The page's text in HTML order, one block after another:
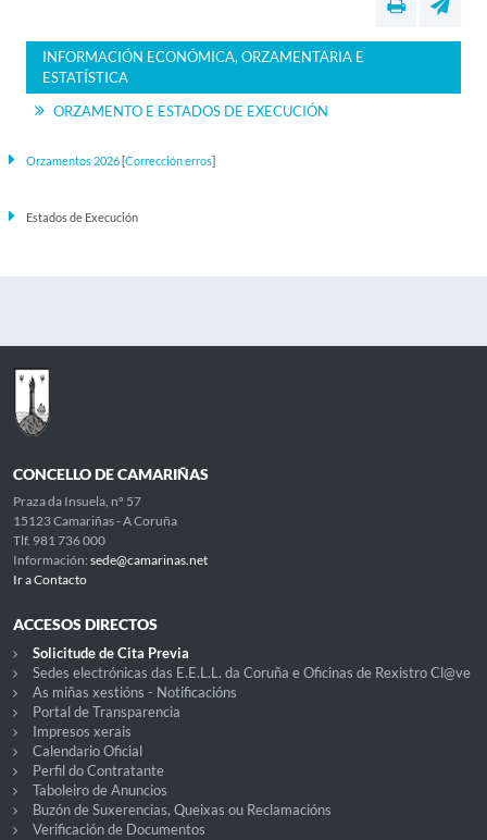
INFORMACIÓN ECONÓMICA, ORZAMENTARIA E
ESTATÍSTICA
ORZAMENTO E ESTADOS DE EXECUCIÓN
Orzamentos 2026[Corrección erros]
Estados de Execución
CONCELLO DE CAMARIÑAS
Praza da Insuela, nº 57
15123 Camariñas - A Coruña
Tlf. 981 736 000
Información: sede@camarinas.net
Ir a Contacto
ACCESOS DIRECTOS
Solicitude de Cita Previa
Sedes electrónicas das E.E.L.L. da Coruña e Oficinas de Rexistro Cl@ve
As miñas xestións - Notificacións
Portal de Transparencia
Impresos xerais
Calendario Oficial
Perfil do Contratante
Taboleiro de Anuncios
Buzón de Suxerencias, Queixas ou Reclamacións
Verificación de Documentos